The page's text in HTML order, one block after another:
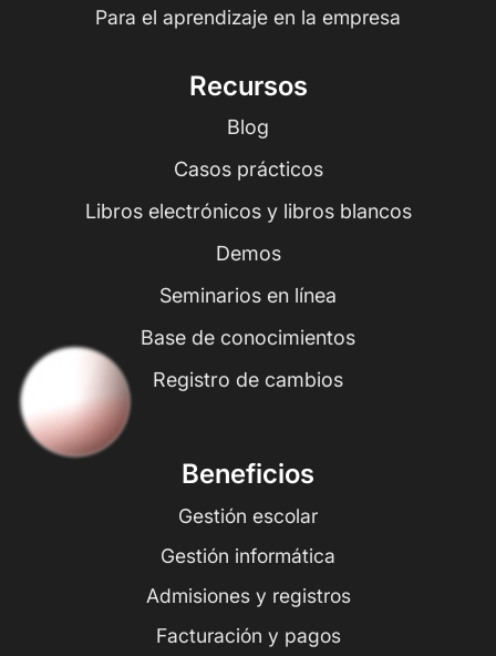
Para el aprendizaje en la empresa
Recursos
Blog
Casos prácticos
Libros electrónicos y libros blancos
Demos
Seminarios en línea
Base de conocimientos
Registro de cambios
Beneficios
Gestión escolar
Gestión informática
Admisiones y registros
Facturación y pagos